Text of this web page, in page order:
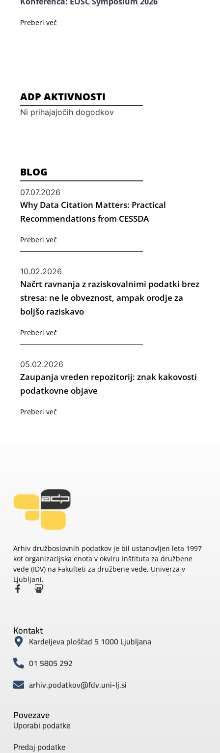
Preberi več
ADP AKTIVNOSTI
Ni prihajajočih dogodkov
BLOG
07.07.2026
Why Data Citation Matters: Practical
Recommendations from CESSDA
Preberi več
10.02.2026
Načrt ravnanja z raziskovalnimi podatki brez
stresa: ne le obveznost, ampak orodje za
boljšo raziskavo
Preberi več
05.02.2026
Zaupanja vreden repozitorij: znak kakovosti
podatkovne objave
Preberi več
Arhiv družboslovnih podatkov je bil ustanovljen leta 1997
kot organizacijska enota v okviru Inštituta za družbene
vede (IDV) na Fakulteti za družbene vede, Univerza v
Ljubljani.
Povezave
Uporabi podatke
Predaj podatke
Kontakt
Kardeljeva ploščad 5 1000 Ljubljana
01 5805 292
arhiv.podatkov@fdv.uni-lj.si